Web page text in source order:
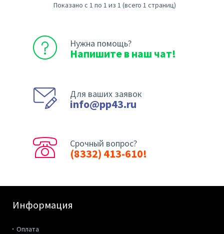
Показано с 1 по 1 из 1 (всего 1 страниц)
Нужна помощь?
Напишите в наш чат!
Для ваших заявок
info@pp43.ru
Срочный вопрос?
(8332) 413-610!
Информация
Оплата